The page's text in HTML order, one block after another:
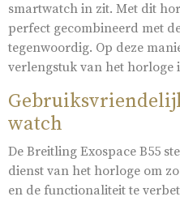
smartwatch in zit. Met dit
perfect gecombineerd met
tegenwoordig. Op deze
verlengstuk van het horloge
watch
De Breitling Exospace B55
dienst van het horloge om
en de functionaliteit te